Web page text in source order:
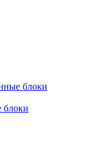
блоки
блоки